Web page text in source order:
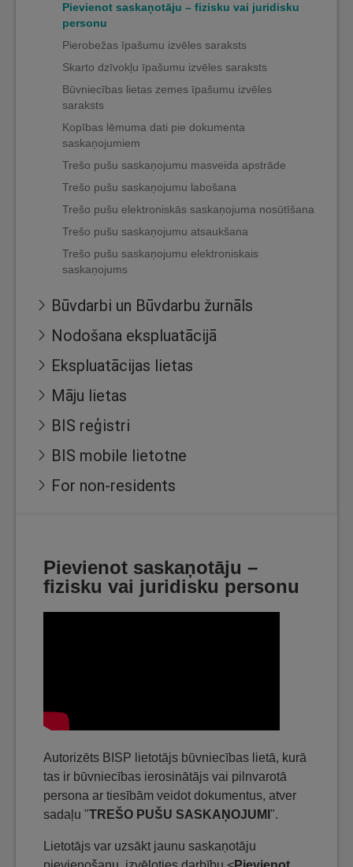
Pievienot saskaņotāju – fizisku vai juridisku
personu
Pierobežas īpašumu izvēles saraksts
Skarto dzīvokļu īpašumu izvēles saraksts
Būvniecības lietas zemes īpašumu izvēles
saraksts
Kopības lēmuma dati pie dokumenta
saskaņojumiem
Trešo pušu saskaņojumu masveida apstrāde
Trešo pušu saskaņojumu labošana
Trešo pušu elektroniskās saskaņojuma nosūtīšana
Trešo pušu saskaņojumu atsaukšana
Trešo pušu saskaņojumu elektroniskais
saskaņojums
Būvdarbi un Būvdarbu žurnāls
Nodošana ekspluatācijā
Ekspluatācijas lietas
Māju lietas
BIS reģistri
BIS mobile lietotne
For non-residents
Pievienot saskaņotāju –
fizisku vai juridisku personu
Autorizēts BISP lietotājs būvniecības lietā, kurā
tas ir būvniecības ierosinātājs vai pilnvarotā
persona ar tiesībām veidot dokumentus, atver
sadaļu "TREŠO PUŠU SASKAŅOJUMI ".
Lietotājs var uzsākt jaunu saskaņotāju